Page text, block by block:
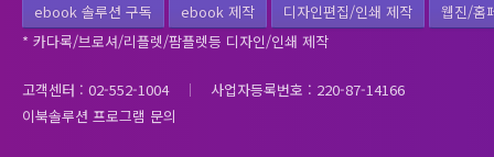
ebook 솔루션 구독 ebook 제작 디자인편집/인쇄 제작
웹진/홈
* 카다록/브로셔/리플렛/팜플렛등 디자인/인쇄 제작
고객센터 : 02-552-1004
사업자등록번호 : 220-87-14166
이북솔루션 프로그램 문의